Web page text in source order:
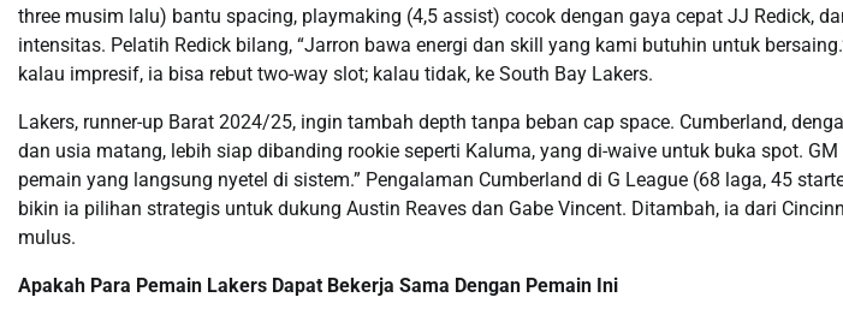
three musim lalu) bantu spacing, playmaking (4,5 assist) cocok dengan gaya cepat JJ Redick,
intensitas. Pelatih Redick bilang, “Jarron bawa energi dan skill yang kami butuhin untuk
kalau impresif, ia bisa rebut two-way slot; kalau tidak, ke South Bay Lakers.
Lakers, runner-up Barat 2024/25, ingin tambah depth tanpa beban cap space. Cumberland,
dan usia matang, lebih siap dibanding rookie seperti Kaluma, yang di-waive untuk buka spot.
pemain yang langsung nyetel di sistem.” Pengalaman Cumberland di G League (68 laga, 45
bikin ia pilihan strategis untuk dukung Austin Reaves dan Gabe Vincent. Ditambah, ia dari
mulus.
Apakah Para Pemain Lakers Dapat Bekerja Sama Dengan Pemain Ini